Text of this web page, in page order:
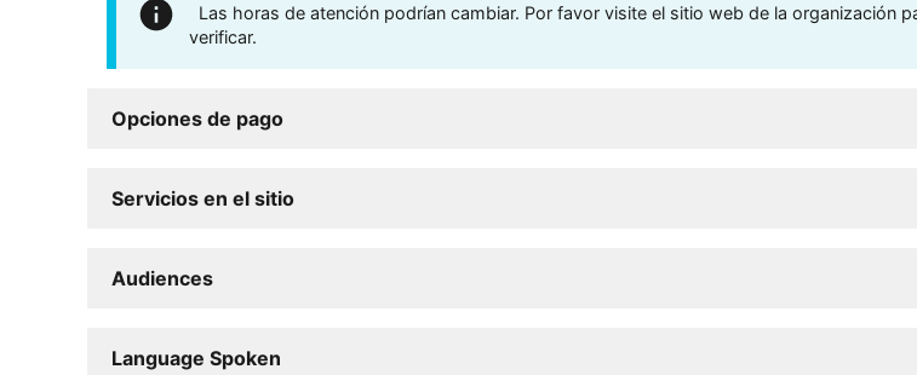
Las horas de atención podrían cambiar. Por favor visite el sitio web de la organización
verificar.
Opciones de pago
Servicios en el sitio
Audiences
Language Spoken